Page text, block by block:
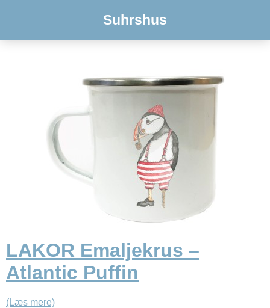
Suhrshus
LAKOR Emaljekrus –
Atlantic Puffin
(Læs mere)